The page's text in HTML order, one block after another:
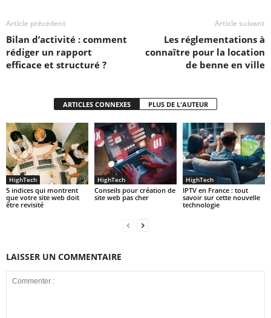
Article précédent
Bilan d’activité : comment
rédiger un rapport
efficace et structuré ?
Article suivant
Les réglementations à
connaître pour la location
de benne en ville
ARTICLES CONNEXES PLUS DE L'AUTEUR
HighTech
5 indices qui montrent
que votre site web doit
être revisité
HighTech
Conseils pour création de
site web pas cher
HighTech
IPTV en France : tout
savoir sur cette nouvelle
technologie
LAISSER UN COMMENTAIRE